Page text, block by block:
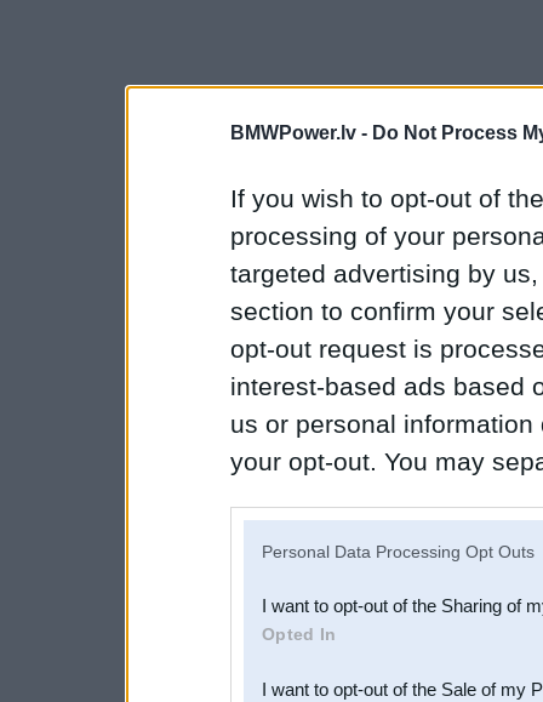
BMWPower.lv - Do Not Process
If you wish to opt-out of
processing of your
targeted advertising by
section to confirm your
opt-out request is
interest-based ads based
us or personal
your opt-out. You may
Downstream Participants
third parties.
Personal Data Processing Opt Outs
I want to opt-out of the Sharing of
Opted In
I want to opt-out of the Sale of my